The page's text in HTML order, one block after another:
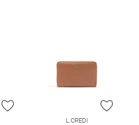
ZUR WUNSCHLISTE HINZUFÜGEN
ZUR
L.CREDI